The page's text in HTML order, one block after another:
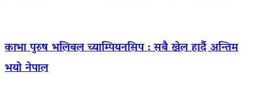
काभा पुरुष भलिबल च्याम्पियनसिप : सबै खेल हार्दै अन्तिम
भयो नेपाल